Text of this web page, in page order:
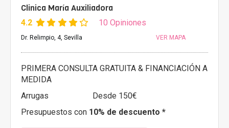
Clinica María Auxiliadora
4.2 10 Opiniones
Dr. Relimpio, 4, Sevilla VER MAPA
PRIMERA CONSULTA GRATUITA & FINANCIACIÓN A
MEDIDA
Arrugas
Desde 150€
Presupuestos con 10% de descuento *